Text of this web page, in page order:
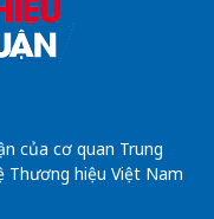
của cơ quan Trung
Thương hiệu Việt Nam